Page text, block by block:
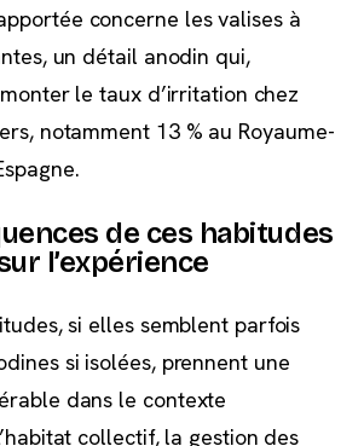
concerne les valises à
un détail anodin qui,
le taux d’irritation chez
notamment 13 % au Royaume-
de ces habitudes
l’expérience
si elles semblent parfois
si isolées, prennent une
dans le contexte
collectif, la gestion des